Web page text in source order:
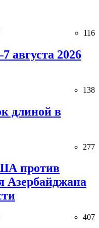
116
августа 2026
138
длиной в
277
против
Азербайджана
407